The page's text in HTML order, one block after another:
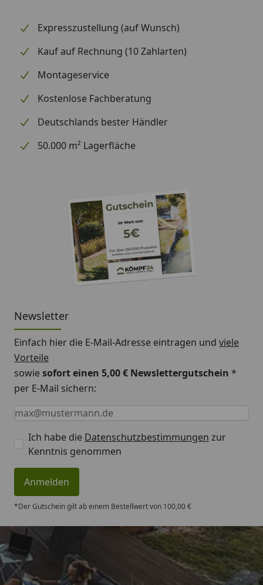
Expresszustellung (auf Wunsch)
Kauf auf Rechnung (10 Zahlarten)
Montageservice
Kostenlose Fachberatung
Deutschlands bester Händler
50.000 m² Lagerfläche
Newsletter
Einfach hier die E-Mail-Adresse eintragen und viele
Vorteile
sowiesofort einen 5,00 € Newslettergutschein *
per E-Mail sichern:
Keine Eingabe erforderlich
Eingabe erforderlich
E-Mail *
Ich habe die Datenschutzbestimmungen zur
Kenntnis genommen
Anmelden
*Der Gutschein gilt ab einem Bestellwert von 100,00 €
Trusted Shops